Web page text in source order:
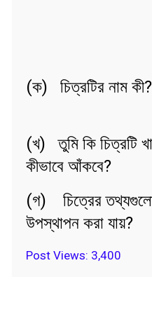
(ক) চিত্রটির নাম
(খ) তুমি কি চিত্রটি
কীভাবে
(গ) চিত্রের
উপস্থাপন
Post Views: 3,400